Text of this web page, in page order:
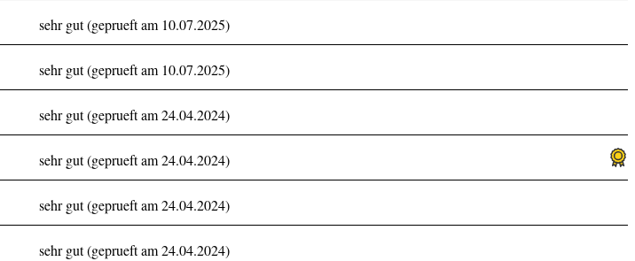
sehr gut (geprueft am 10.07.2025)
sehr gut (geprueft am 10.07.2025)
sehr gut (geprueft am 24.04.2024)
sehr gut (geprueft am 24.04.2024)
sehr gut (geprueft am 24.04.2024)
sehr gut (geprueft am 24.04.2024)